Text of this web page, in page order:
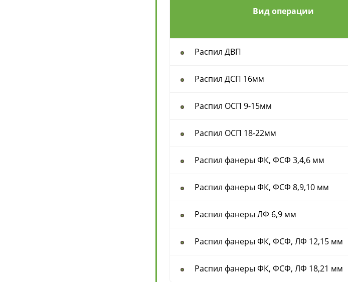
Вид операции
Распил ДВП
Распил ДСП 16мм
Распил ОСП 9-15мм
Распил ОСП 18-22мм
Распил фанеры ФК, ФСФ 3,4,6 мм
Распил фанеры ФК, ФСФ 8,9,10 мм
Распил фанеры ЛФ 6,9 мм
Распил фанеры ФК, ФСФ, ЛФ 12,15 мм
Распил фанеры ФК, ФСФ, ЛФ 18,21 мм